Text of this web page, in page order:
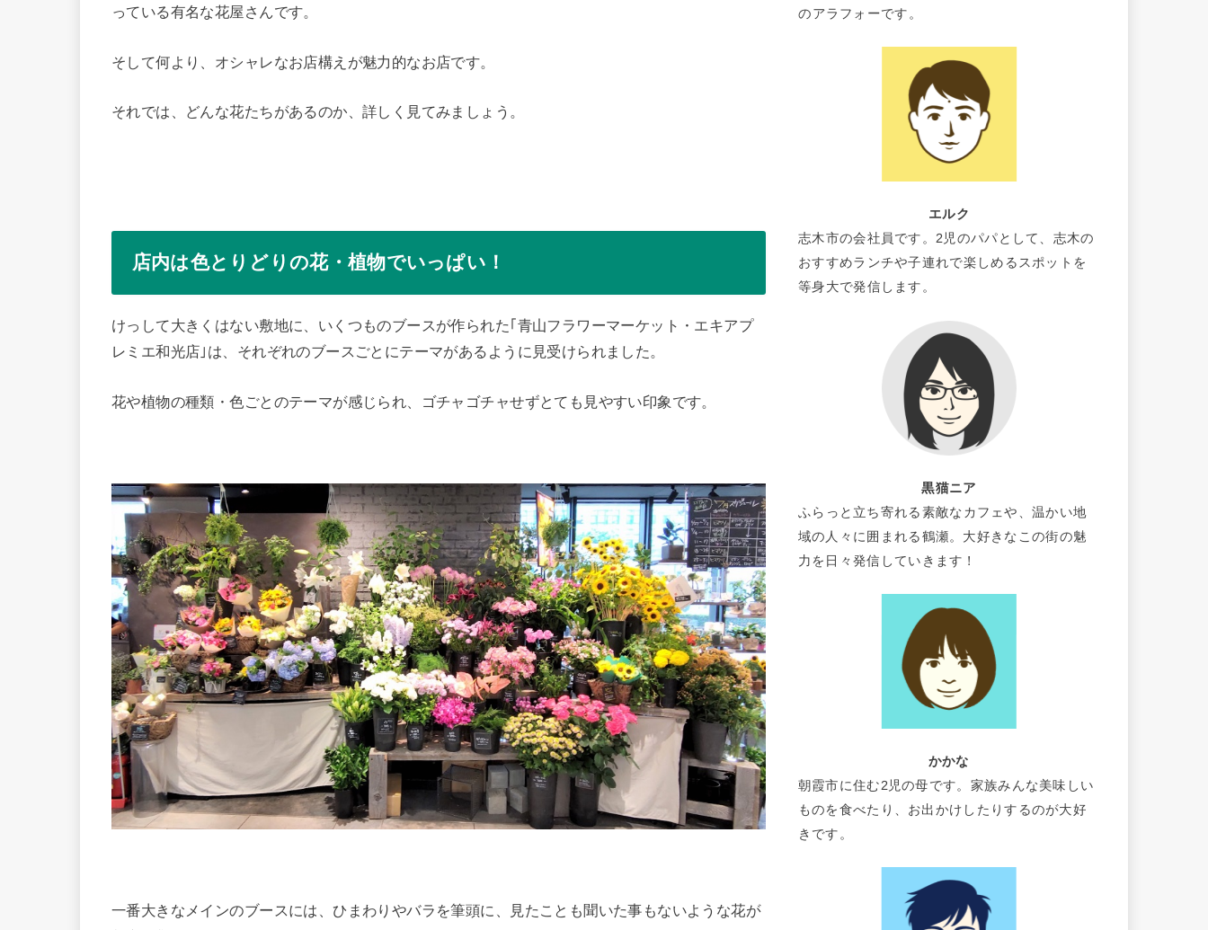
っている有名な花屋さんです。
そして何より、オシャレなお店構えが魅力的なお店です。
それでは、どんな花たちがあるのか、詳しく見てみましょう。
店内は色とりどりの花・植物でいっぱい！
けっして大きくはない敷地に、いくつものブースが作られた｢青山フラワーマーケット・エキアプ
レミエ和光店｣は、それぞれのブースごとにテーマがあるように見受けられました。
花や植物の種類・色ごとのテーマが感じられ、ゴチャゴチャせずとても見やすい印象です。
一番大きなメインのブースには、ひまわりやバラを筆頭に、見たことも聞いた事もないような花が
のアラフォーです。
エルク
志木市の会社員です。2児のパパとして、志木の
おすすめランチや子連れで楽しめるスポットを
等身大で発信します。
黒猫ニア
ふらっと立ち寄れる素敵なカフェや、温かい地
域の人々に囲まれる鶴瀬。大好きなこの街の魅
力を日々発信していきます！
かかな
朝霞市に住む2児の母です。家族みんな美味しい
ものを食べたり、お出かけしたりするのが大好
きです。